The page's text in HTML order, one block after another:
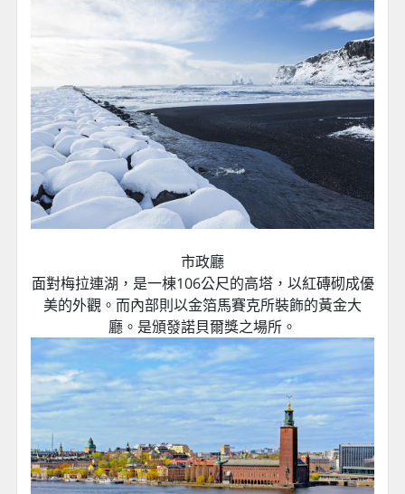
市政廳
面對梅拉連湖，是一棟106公尺的高塔，以紅磚砌成優
美的外觀。而內部則以金箔馬賽克所裝飾的黃金大
廳。是頒發諾貝爾獎之場所。